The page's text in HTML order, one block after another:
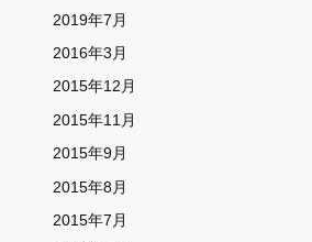
2019年7月
2016年3月
2015年12月
2015年11月
2015年9月
2015年8月
2015年7月